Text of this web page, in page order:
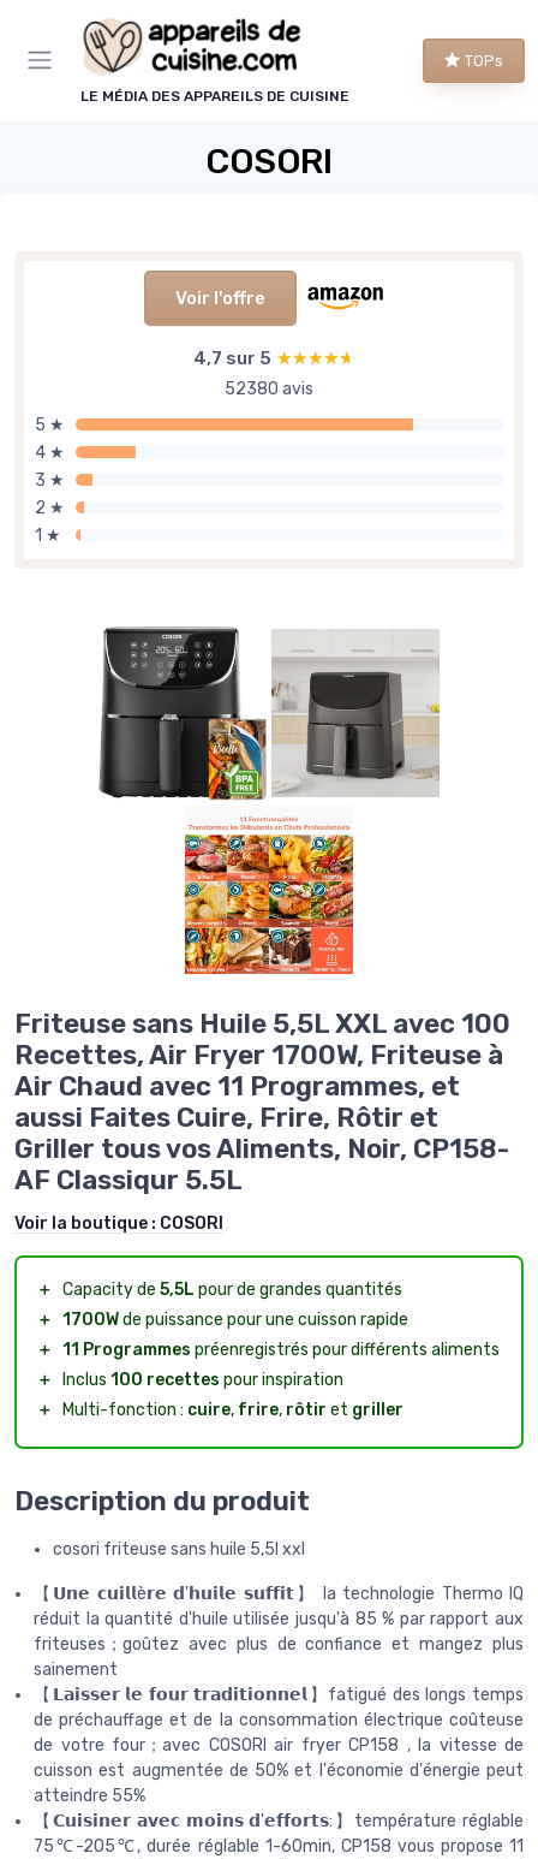
LE MÉDIA DES APPAREILS DE CUISINE
TOPs
COSORI
Voir l'offre
4,7 sur 5 ★★★★★
★★★★★
52380 avis
5 ★
4 ★
3 ★
2 ★
1 ★
Friteuse sans Huile 5,5L XXL avec 100
Recettes, Air Fryer 1700W, Friteuse à
Air Chaud avec 11 Programmes, et
aussi Faites Cuire, Frire, Rôtir et
Griller tous vos Aliments, Noir, CP158-
AF Classiqur 5.5L
Voir la boutique : COSORI
＋ Capacity de 5,5L pour de grandes quantités
＋ 1700Wde puissance pour une cuisson rapide
＋ 11 Programmes préenregistrés pour différents aliments
＋
Inclus 100 recettes pour inspiration
＋
Multi-fonction : cuire, frire, rôtir et griller
Description du produit
cosori friteuse sans huile 5,5l xxl
【𝗨𝗻𝗲 𝗰𝘂𝗶𝗹𝗹è𝗿𝗲 𝗱'𝗵𝘂𝗶𝗹𝗲 𝘀𝘂𝗳𝗳𝗶𝘁】 la technologie Thermo IQ
réduit la quantité d'huile utilisée jusqu'à 85 % par rapport aux
friteuses；goûtez avec plus de confiance et mangez plus
sainement
【𝗟𝗮𝗶𝘀𝘀𝗲𝗿 𝗹𝗲 𝗳𝗼𝘂𝗿 𝘁𝗿𝗮𝗱𝗶𝘁𝗶𝗼𝗻𝗻𝗲𝗹】fatigué des longs temps
de préchauffage et de la consommation électrique coûteuse
de votre four；avec COSORI air fryer CP158 , la vitesse de
cuisson est augmentée de 50% et l'économie d'énergie peut
atteindre 55%
【𝗖𝘂𝗶𝘀𝗶𝗻𝗲𝗿 𝗮𝘃𝗲𝗰 𝗺𝗼𝗶𝗻𝘀 𝗱'𝗲𝗳𝗳𝗼𝗿𝘁𝘀:】température réglable
75℃-205℃, durée réglable 1-60min, CP158 vous propose 11
Panneau de gestion des cookies